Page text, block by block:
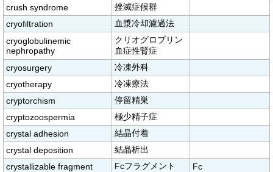
crush syndrome
挫滅症候群
cryofiltration
血漿冷却濾過法
cryoglobulinemic
nephropathy
クリオグロブリン
血症性腎症
cryosurgery
冷凍外科
cryotherapy
冷凍療法
cryptorchism
停留精巣
cryptozoospermia
極少精子症
crystal adhesion
結晶付着
crystal deposition
結晶析出
crystallizable fragment
Fcフラグメント Fc